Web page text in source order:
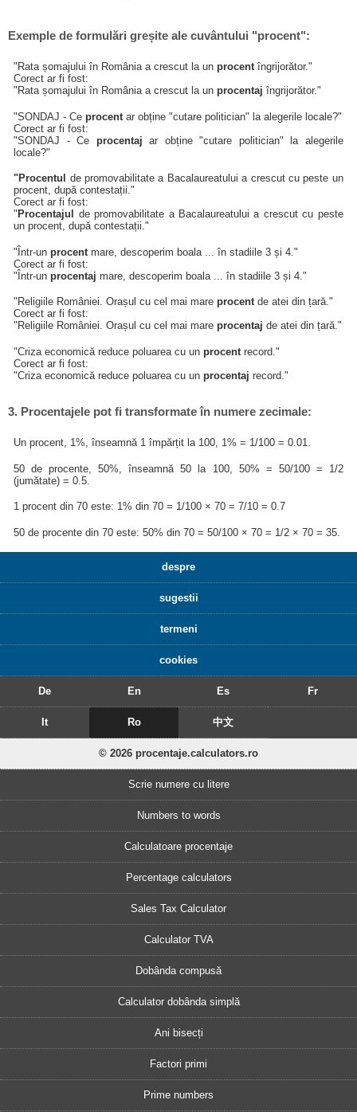
Exemple de formulări greșite ale cuvântului "procent":
"Rata șomajului în România a crescut la unprocentîngrijorător."
Corect ar fi fost:
"Rata șomajului în România a crescut la unprocentaj îngrijorător."
"SONDAJ - Ceprocent ar obține "cutare politician" la alegerile locale?"
Corect ar fi fost:
"SONDAJ - Ce procentaj ar obține "cutare politician" la alegerile
locale?"
"Procentul
de promovabilitate a Bacalaureatului a crescut cu peste un
procent, după contestații."
Corect ar fi fost:
" Procentajul
de promovabilitate a Bacalaureatului a crescut cu peste
un procent, după contestații."
"Într-unprocent mare, descoperim boala ... în stadiile 3 și 4."
Corect ar fi fost:
"Într-unprocentaj mare, descoperim boala ... în stadiile 3 și 4."
"Religiile României. Orașul cu cel mai mareprocentde atei din țară."
Corect ar fi fost:
"Religiile României. Orașul cu cel mai mareprocentaj de atei din țară."
"Criza economică reduce poluarea cu unprocentrecord."
Corect ar fi fost:
"Criza economică reduce poluarea cu unprocentaj record."
3. Procentajele pot fi transformate în numere zecimale:
Un procent, 1%, înseamnă 1 împărțit la 100, 1% = 1/100 = 0.01.
50 de procente, 50%, înseamnă 50 la 100, 50% = 50/100 = 1/2
(jumătate) = 0.5.
1 procent din 70 este: 1% din 70 = 1/100 × 70 = 7/10 = 0.7
50 de procente din 70 este: 50% din 70 = 50/100 × 70 = 1/2 × 70 = 35.
despre
sugestii
termeni
cookies
De En Es Fr
It Ro 中文
© 2026 procentaje.calculators.ro
Scrie numere cu litere
Numbers to words
Calculatoare procentaje
Percentage calculators
Sales Tax Calculator
Calculator TVA
Dobânda compusă
Calculator dobânda simplă
Ani bisecți
Factori primi
Prime numbers